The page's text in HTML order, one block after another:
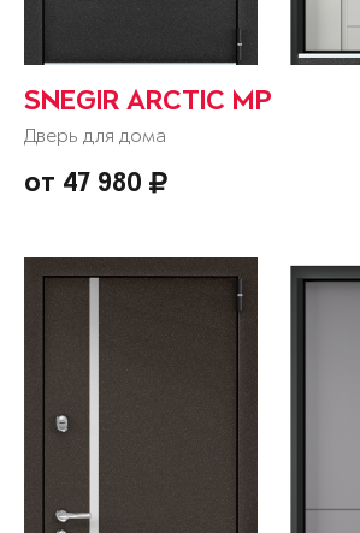
SNEGIR ARCTIC MP
Дверь для дома
от 47 980